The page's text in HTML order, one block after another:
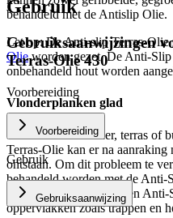
behandeld met de Antislip Olie.
Let op: De Anti-slip Terras-Olie
Olieworden gezet. De Anti-
onbehandeld hout worden
Vlonderplanken glad
Wanneer een vlonder, terras of
Terras-Olie kan er na
ontstaan. Om dit probleem te
behandeld worden met de
het product ontstaat er een
oppervlakken zoals trappen en
Gebruik
Gebruiksaanwijzingen
Terras-Olie 430
Voorbereiding
Voorbereiding
Gebruik
Gebruiksaanwijzing